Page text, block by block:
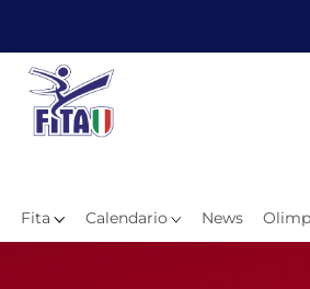
Fita Calendario News